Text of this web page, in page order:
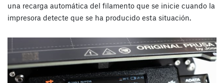
una recarga automática del filamento que se inicie cuando la
impresora detecte que se ha producido esta situación.